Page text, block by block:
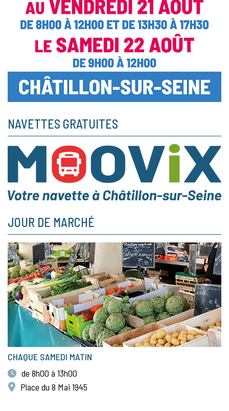
NAVETTES GRATUITES
JOUR DE MARCHÉ
CHAQUE SAMEDI MATIN
de 8h00 à 13h00
Place du 8 Mai 1945